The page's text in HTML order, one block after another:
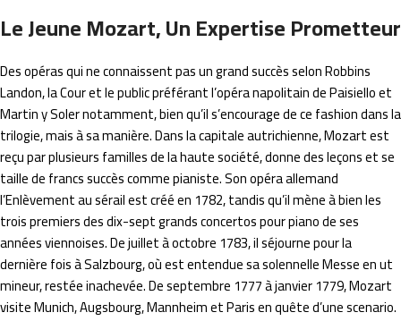
Le Jeune Mozart, Un Expertise Prometteur
Des opéras qui ne connaissent pas un grand succès selon Robbins
Landon, la Cour et le public préférant l’opéra napolitain de Paisiello et
Martin y Soler notamment, bien qu’il s’encourage de ce fashion dans la
trilogie, mais à sa manière. Dans la capitale autrichienne, Mozart est
reçu par plusieurs familles de la haute société, donne des leçons et se
taille de francs succès comme pianiste. Son opéra allemand
l’Enlèvement au sérail est créé en 1782, tandis qu’il mène à bien les
trois premiers des dix-sept grands concertos pour piano de ses
années viennoises. De juillet à octobre 1783, il séjourne pour la
dernière fois à Salzbourg, où est entendue sa solennelle Messe en ut
mineur, restée inachevée. De septembre 1777 à janvier 1779, Mozart
visite Munich, Augsbourg, Mannheim et Paris en quête d’une scenario.